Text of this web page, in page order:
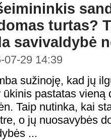
turtas?
savivaldybė
07-29 14:39
sužinoję, kad jų
pastatas vieną
Taip nutinka, kai
o jų nuosavybės
...